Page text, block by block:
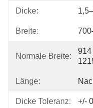
Dicke:
Breite:
Normale Breite:
914
Länge:
Dicke Toleranz: +/-